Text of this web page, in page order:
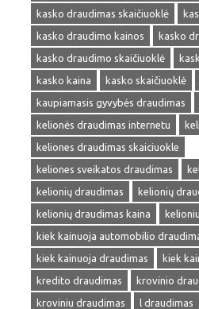
kasko draudimas skaičiuoklė
kasko draudimo kainos
kasko
kasko draudimo skaičiuoklė
kasko kaina
kasko skaičiuoklė
kaupiamasis gyvybės draudimas
kelionės draudimas internetu
keliones draudimas skaiciuokle
keliones sveikatos draudimas
kelionių draudimas
kelionių
kelionių draudimas kaina
kiek kainuoja automobilio
kiek kainuoja draudimas
kiek
kredito draudimas
krovinio
kroviniu draudimas
l draudimas